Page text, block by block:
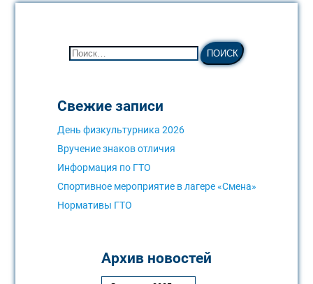
Свежие записи
День физкультурника 2026
Вручение знаков отличия
Информация по ГТО
Спортивное мероприятие в лагере «Смена»
Нормативы ГТО
Архив новостей